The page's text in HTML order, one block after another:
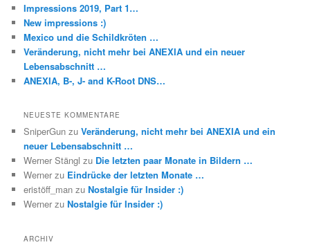
Impressions 2019, Part 1…
New impressions :)
Mexico und die Schildkröten …
Veränderung, nicht mehr bei ANEXIA und ein neuer
Lebensabschnitt …
ANEXIA, B-, J- and K-Root DNS…
NEUESTE KOMMENTARE
SniperGun zuVeränderung, nicht mehr bei ANEXIA und ein
neuer Lebensabschnitt …
Werner Stängl zu Die letzten paar Monate in Bildern …
Werner zu Eindrücke der letzten Monate …
eristöff_man zuNostalgie für Insider :)
Werner zuNostalgie für Insider :)
ARCHIV